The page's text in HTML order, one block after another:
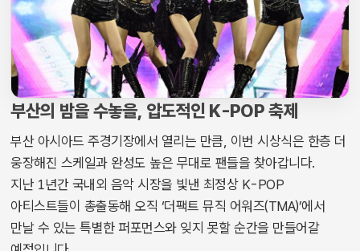
부산의 밤을 수놓을, 압도적인 K-POP 축제
부산 아시아드 주경기장에서 열리는 만큼, 이번 시상식은 한층 더
웅장해진 스케일과 완성도 높은 무대로 팬들을 찾아갑니다.
지난 1년간 국내외 음악 시장을 빛낸 최정상 K-POP
아티스트들이 총출동해 오직 ‘더팩트 뮤직 어워즈(TMA)’에서
만날 수 있는 특별한 퍼포먼스와 잊지 못할 순간을 만들어갈